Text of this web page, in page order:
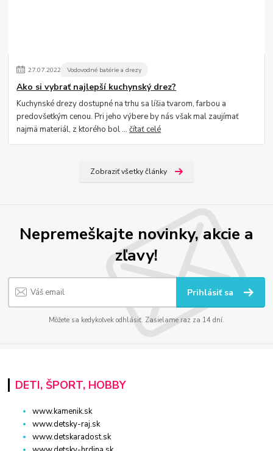
27.07.2022 Vodovodné batérie a drezy
Ako si vybrať najlepší kuchynský drez?
Kuchynské drezy dostupné na trhu sa líšia tvarom, farbou a
predovšetkým cenou. Pri jeho výbere by nás však mal zaujímať
najmä materiál, z ktorého bol ...čítať celé
Zobraziť všetky články
Nepremeškajte novinky, akcie a
zľavy!
Prihlásiť sa
Môžete sa kedykoľvek odhlásiť. Zasielame raz za 14 dní.
DETI, ŠPORT, HOBBY
www.kamenik.sk
www.detsky-raj.sk
www.detskaradost.sk